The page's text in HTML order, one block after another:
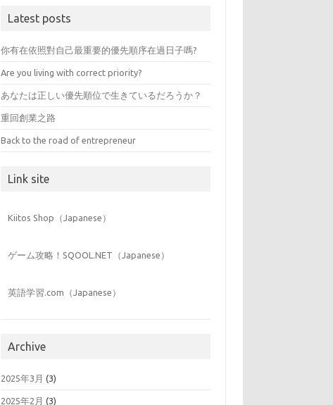
Latest posts
你有在依照對自己最重要的優先順序在過日子嗎?
Are you living with correct priority?
あなたは正しい優先順位で生きているだろうか？
重回創業之路
Back to the road of entrepreneur
Link site
Kiitos Shop（Japanese）
ゲーム攻略！SQOOL.NET（Japanese）
英語学習.com（Japanese）
Archive
2025年3月 (3)
2025年2月 (3)